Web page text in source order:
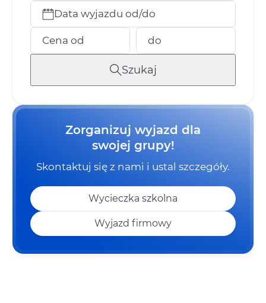
Data wyjazdu od/do
Cena od do
Szukaj
Zorganizuj wyjazd dla
swojej grupy!
Skontaktuj się z nami i ustal szczegóły.
Wycieczka szkolna
Wyjazd firmowy